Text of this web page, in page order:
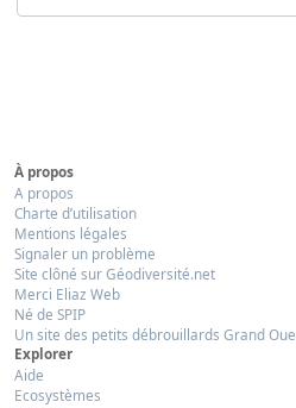
À propos
A propos
Charte d’utilisation
Mentions légales
Signaler un problème
Site clôné sur Géodiversité.net
Merci Eliaz Web
Né de SPIP
Un site des petits débrouillards Grand
Explorer
Aide
Ecosystèmes